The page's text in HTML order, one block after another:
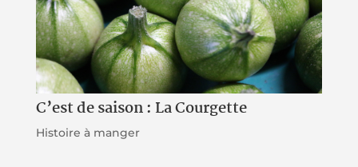
C’est de saison : La Courgette
Histoire à manger